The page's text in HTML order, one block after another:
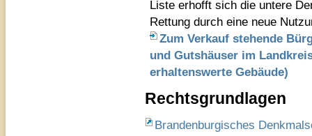
Liste erhofft sich die untere
Rettung durch eine neue
Zum Verkauf stehende
und Gutshäuser im
erhaltenswerte Gebäude)
Rechtsgrundlagen
Brandenburgisches